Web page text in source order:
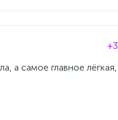
+3
а самое главное лёгкая,